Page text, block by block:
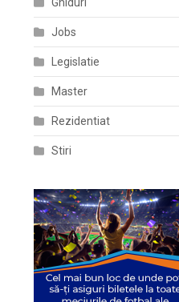
Jobs
Legislatie
Master
Rezidentiat
Stiri